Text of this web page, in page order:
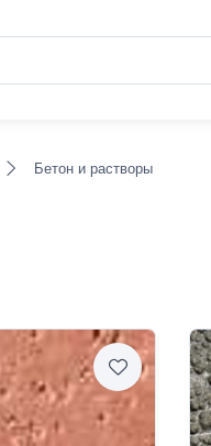
Бетон и растворы